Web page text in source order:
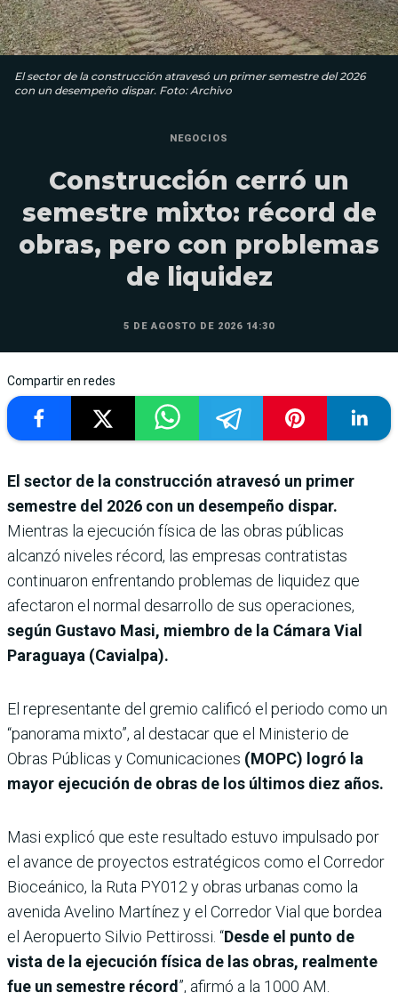
El sector de la construcción atravesó un primer semestre del 2026
con un desempeño dispar. Foto: Archivo
NEGOCIOS
Construcción cerró un
semestre mixto: récord de
obras, pero con problemas
de liquidez
5 DE AGOSTO DE 2026 14:30
Compartir en redes
El sector de la construcción atravesó un primer
semestre del 2026 con un desempeño dispar.
Mientras la ejecución física de las obras públicas
alcanzó niveles récord, las empresas contratistas
continuaron enfrentando problemas de liquidez que
afectaron el normal desarrollo de sus operaciones,
según Gustavo Masi, miembro de la Cámara Vial
Paraguaya (Cavialpa).
El representante del gremio calificó el periodo como un
“panorama mixto”, al destacar que el Ministerio de
Obras Públicas y Comunicaciones (MOPC) logró la
mayor ejecución de obras de los últimos diez años.
Masi explicó que este resultado estuvo impulsado por
el avance de proyectos estratégicos como el Corredor
Bioceánico, la Ruta PY012 y obras urbanas como la
avenida Avelino Martínez y el Corredor Vial que bordea
el Aeropuerto Silvio Pettirossi. “Desde el punto de
vista de la ejecución física de las obras, realmente
fue un semestre récord”, afirmó a la 1000 AM.